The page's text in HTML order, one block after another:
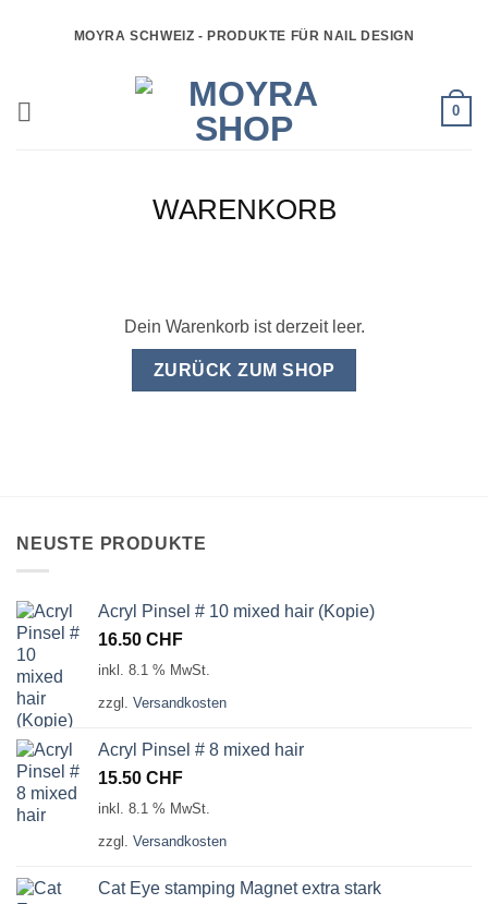
MOYRA SCHWEIZ - PRODUKTE FÜR NAIL DESIGN
0
WARENKORB
Dein Warenkorb ist derzeit leer.
ZURÜCK ZUM SHOP
NEUSTE PRODUKTE
Acryl Pinsel # 10 mixed hair (Kopie)
16.50 CHF
inkl. 8.1 % MwSt.
zzgl. Versandkosten
Acryl Pinsel # 8 mixed hair
15.50 CHF
inkl. 8.1 % MwSt.
zzgl. Versandkosten
Cat Eye stamping Magnet extra stark